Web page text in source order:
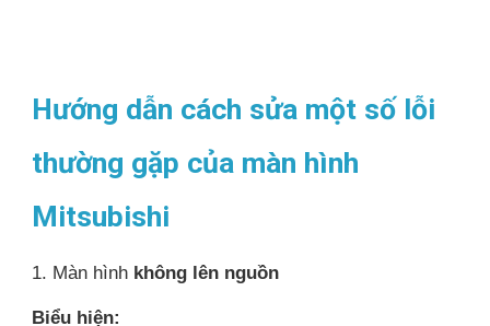
Hướng dẫn cách sửa một số lỗi
thường gặp của màn hình
Mitsubishi
1. Màn hình không lên nguồn
Biểu hiện: